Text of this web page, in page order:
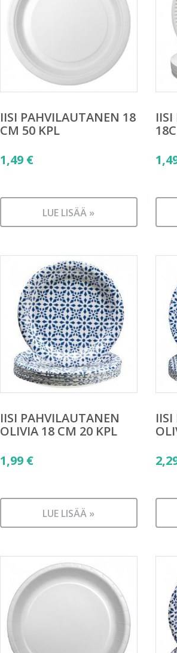
IISI PAHVILAUTANEN 18
CM 50 KPL
1,49 €
LUE LISÄÄ »
IISI PAHVILAUTANEN
OLIVIA 18 CM 20 KPL
1,99 €
LUE LISÄÄ »